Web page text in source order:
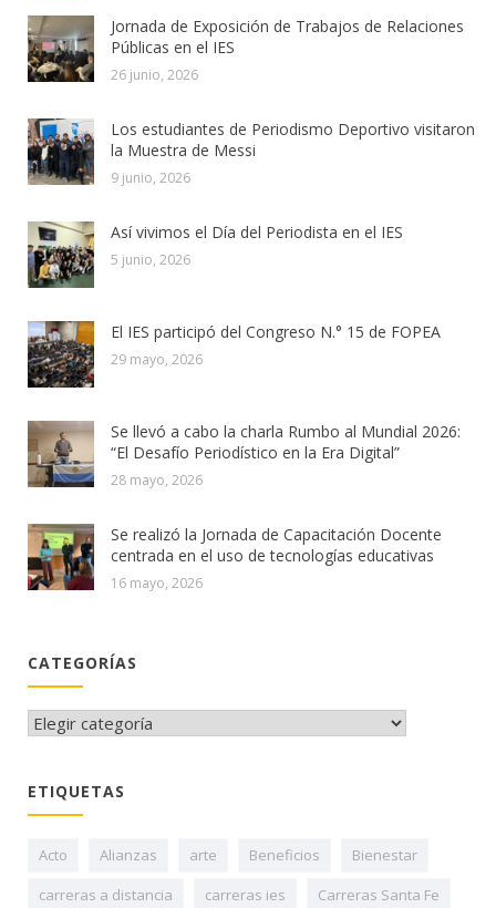
Jornada de Exposición de Trabajos de Relaciones
Públicas en el IES
26 junio, 2026
Los estudiantes de Periodismo Deportivo visitaron
la Muestra de Messi
9 junio, 2026
Así vivimos el Día del Periodista en el IES
5 junio, 2026
El IES participó del Congreso N.° 15 de FOPEA
29 mayo, 2026
Se llevó a cabo la charla Rumbo al Mundial 2026:
“El Desafío Periodístico en la Era Digital”
28 mayo, 2026
Se realizó la Jornada de Capacitación Docente
centrada en el uso de tecnologías educativas
16 mayo, 2026
CATEGORÍAS
CATEGORÍAS
ETIQUETAS
Acto Alianzas arte Beneficios
Bienestar
carreras a distancia
carreras ies Carreras Santa Fe